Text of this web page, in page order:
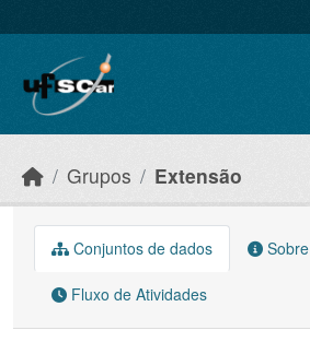
Grupos Extensão
Conjuntos de dados Sobre
Fluxo de Atividades